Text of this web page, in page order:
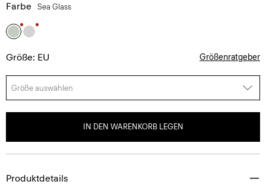
Farbe Sea Glass
Größe: EU Größenratgeber
Größe auswählen
IN DEN WARENKORB LEGEN
Produktdetails